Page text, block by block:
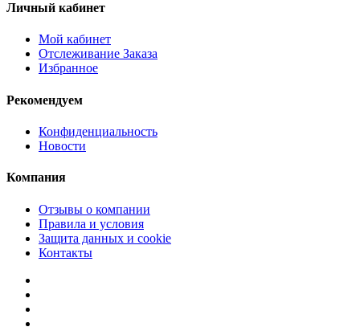
Личный кабинет
Мой кабинет
Отслеживание Заказа
Избранное
Рекомендуем
Конфиденциальность
Новости
Компания
Отзывы о компании
Правила и условия
Защита данных и cookie
Контакты